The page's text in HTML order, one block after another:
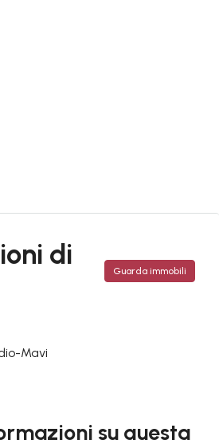
di
Guarda immobili
Mavi
su questa